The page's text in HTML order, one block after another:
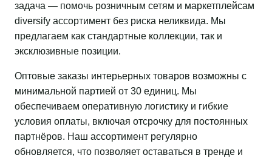
задача — помочь розничным сетям и маркетплейсам
diversify ассортимент без риска неликвида. Мы
предлагаем как стандартные коллекции, так и
эксклюзивные позиции.
Оптовые заказы интерьерных товаров возможны с
минимальной партией от 30 единиц. Мы
обеспечиваем оперативную логистику и гибкие
условия оплаты, включая отсрочку для постоянных
партнёров. Наш ассортимент регулярно
обновляется, что позволяет оставаться в тренде и